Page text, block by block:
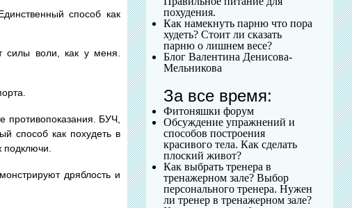
способ как
силы воли, как у меня.
противопоказания. БУЧ,
способ как похудеть в
дряблость и
похудения.
Как намекнуть парню что пора
худеть? Стоит ли сказать
парню о лишнем весе?
Блог Валентина Денисова-
Мельникова
За все время:
Фитоняшки форум
Обсуждение упражнений и
способов построения
красивого тела. Как сделать
плоский живот?
Как выбрать тренера в
тренажерном зале? Выбор
персонального тренера. Нужен
ли тренер в тренажерном зале?